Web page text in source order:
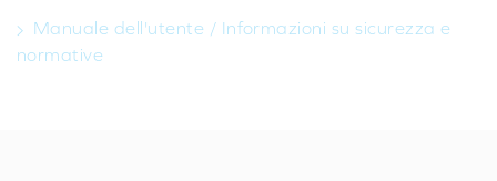
Manuale dell'utente / Informazioni su sicurezza e
normative